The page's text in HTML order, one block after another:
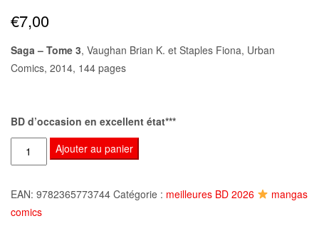
basé sur
notation
€7,00
Saga – Tome 3, Vaughan Brian K. et Staples Fiona, Urban
Comics, 2014, 144 pages
BD d’occasion en excellent état***
quantité
de
-
Tome
Ajouter au panier
EAN: 9782365773744 Catégorie : meilleures BD 2026
mangas
comics